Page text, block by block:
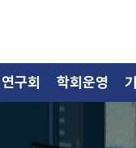
연구회 학회운영